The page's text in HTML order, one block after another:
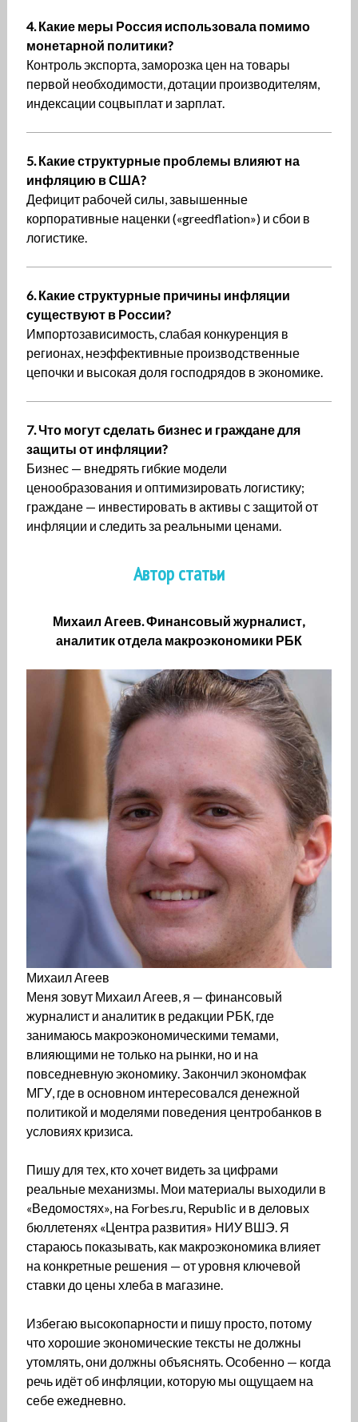
4. Какие меры Россия использовала помимо
монетарной политики?
Контроль экспорта, заморозка цен на товары
первой необходимости, дотации производителям,
индексации соцвыплат и зарплат.
5. Какие структурные проблемы влияют на
инфляцию в США?
Дефицит рабочей силы, завышенные
корпоративные наценки («greedflation») и сбои в
логистике.
6. Какие структурные причины инфляции
существуют в России?
Импортозависимость, слабая конкуренция в
регионах, неэффективные производственные
цепочки и высокая доля господрядов в экономике.
7. Что могут сделать бизнес и граждане для
защиты от инфляции?
Бизнес — внедрять гибкие модели
ценообразования и оптимизировать логистику;
граждане — инвестировать в активы с защитой от
инфляции и следить за реальными ценами.
Автор статьи
Михаил Агеев. Финансовый журналист,
аналитик отдела макроэкономики РБК
Михаил Агеев
Меня зовут Михаил Агеев, я — финансовый
журналист и аналитик в редакции РБК, где
занимаюсь макроэкономическими темами,
влияющими не только на рынки, но и на
повседневную экономику. Закончил экономфак
МГУ, где в основном интересовался денежной
политикой и моделями поведения центробанков в
условиях кризиса.
Пишу для тех, кто хочет видеть за цифрами
реальные механизмы. Мои материалы выходили в
«Ведомостях», на Forbes.ru, Republic и в деловых
бюллетенях «Центра развития» НИУ ВШЭ. Я
стараюсь показывать, как макроэкономика влияет
на конкретные решения — от уровня ключевой
ставки до цены хлеба в магазине.
Избегаю высокопарности и пишу просто, потому
что хорошие экономические тексты не должны
утомлять, они должны объяснять. Особенно — когда
речь идёт об инфляции, которую мы ощущаем на
себе ежедневно.